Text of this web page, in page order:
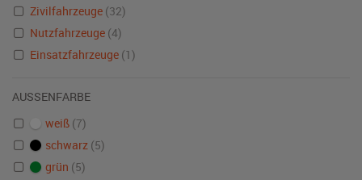
Zivilfahrzeuge (32)
Nutzfahrzeuge (4)
Einsatzfahrzeuge (1)
AUSSENFARBE
weiß (7)
schwarz (5)
grün (5)